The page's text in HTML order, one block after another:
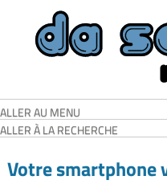
ALLER AU MENU
ALLER À LA RECHERCHE
Votre smartphone